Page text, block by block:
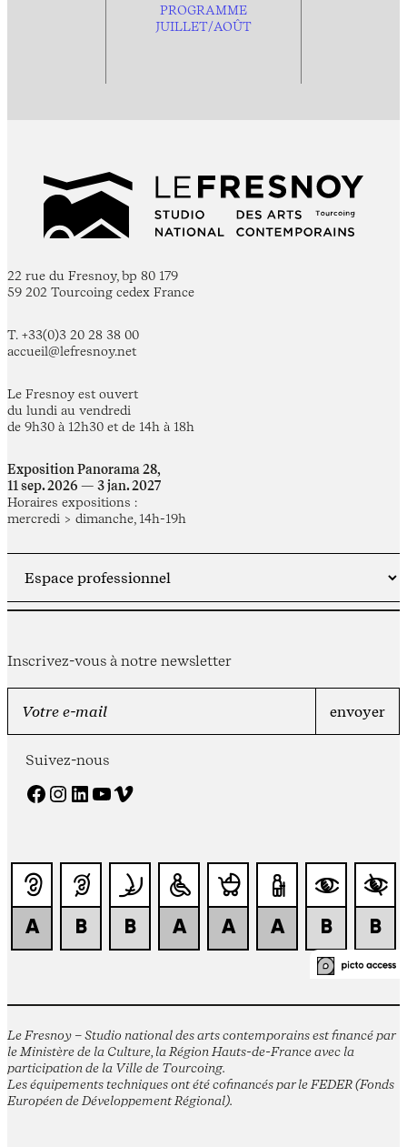
PROGRAMME
JUILLET/AOÛT
22 rue du Fresnoy, bp 80 179
59 202 Tourcoing cedex France
T. +33(0)3 20 28 38 00
accueil@lefresnoy.net
Le Fresnoy est ouvert
du lundi au vendredi
de 9h30 à 12h30 et de 14h à 18h
Exposition Panorama 28,
11 sep. 2026 — 3 jan. 2027
Horaires expositions :
mercredi > dimanche, 14h-19h
Inscrivez-vous à notre newsletter
Suivez-nous
Facebook Instagram LinkedIn YouTube Vimeo
Le Fresnoy – Studio national des arts contemporains est financé par
le Ministère de la Culture, la Région Hauts-de-France avec la
participation de la Ville de Tourcoing.
Les équipements techniques ont été cofinancés par le FEDER (Fonds
Européen de Développement Régional).